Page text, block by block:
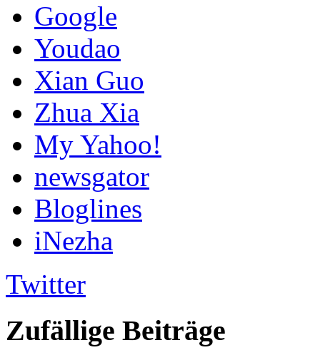
Google
Youdao
Xian Guo
Zhua Xia
My Yahoo!
newsgator
Bloglines
iNezha
Twitter
Zufällige Beiträge